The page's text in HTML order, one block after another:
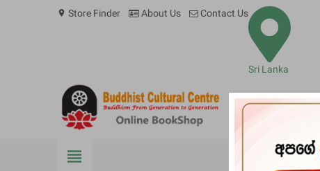
location_on Store Finder About Us Contact Us
Sri Lanka
view_headline BOOKS